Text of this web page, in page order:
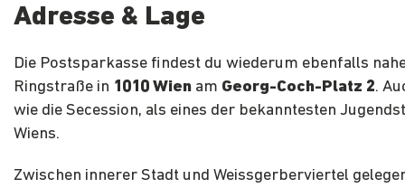
Adresse & Lage
Die Postsparkasse findest du wiederum ebenfalls
Ringstraße in 1010 Wien am Georg-Coch-Platz 2.
wie die Secession, als eines der bekanntesten
Wiens.
Zwischen innerer Stadt und Weissgerberviertel